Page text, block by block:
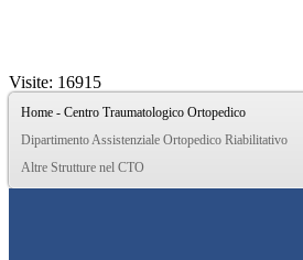
Visite: 16915
Home - Centro Traumatologico Ortopedico
Dipartimento Assistenziale Ortopedico Riabilitativo
Altre Strutture nel CTO